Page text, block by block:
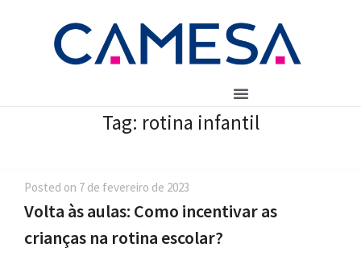
Tag: rotina infantil
Posted on 7 de fevereiro de 2023
Volta às aulas: Como incentivar as
crianças na rotina escolar?